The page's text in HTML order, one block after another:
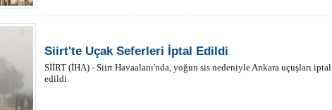
Siirt'te Uçak Seferleri İptal Edildi
SİİRT (İHA) - Siirt Havaalanı'nda, yoğun sis nedeniyle Ankara uçuşları iptal
edildi.